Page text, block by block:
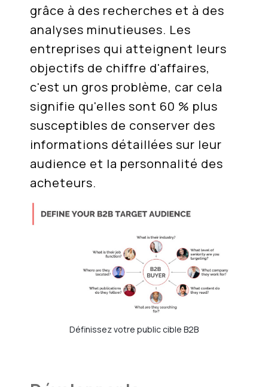
grâce à des recherches et à des
analyses minutieuses. Les
entreprises qui atteignent leurs
objectifs de chiffre d'affaires,
c'est un gros problème, car cela
signifie qu'elles sont 60 % plus
susceptibles de conserver des
informations détaillées sur leur
audience et la personnalité des
acheteurs.
Définissez votre public cible B2B